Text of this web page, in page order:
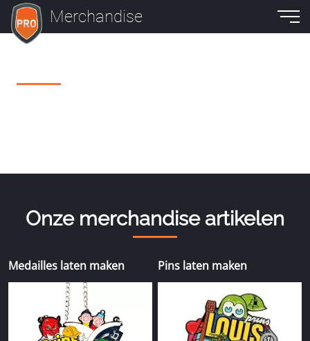
Merchandise
Onze merchandise artikelen
Medailles laten maken Pins laten maken